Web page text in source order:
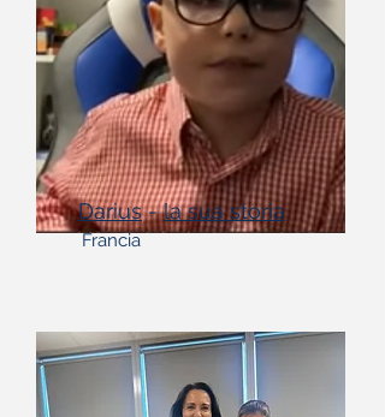
Darius-la sua storia
Francia